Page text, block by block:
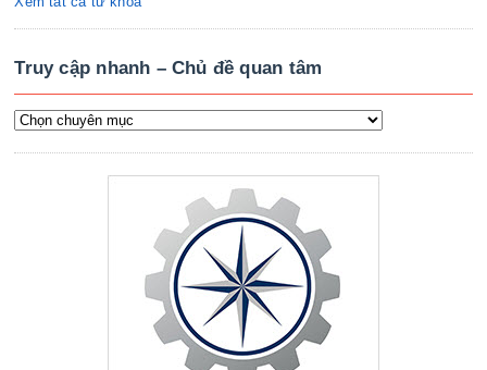
Truy cập nhanh – Chủ đề quan tâm